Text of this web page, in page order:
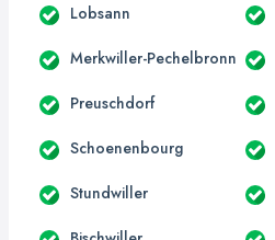
Lobsann
Merkwiller-Pechelbronn
Preuschdorf
Schoenenbourg
Stundwiller